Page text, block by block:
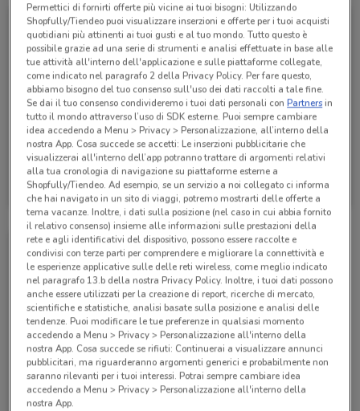
PosteMobile
Scade il 17/08 6.6 km
PosteMobile
Permettici di fornirti offerte più vicine ai tuoi bisogni: Utilizzando
Shopfully/Tiendeo puoi visualizzare inserzioni e offerte per i tuoi acquisti
quotidiani più attinenti ai tuoi gusti e al tuo mondo. Tutto questo è
possibile grazie ad una serie di strumenti e analisi effettuate in base alle
tue attività all'interno dell'applicazione e sulle piattaforme collegate,
come indicato nel paragrafo 2 della Privacy Policy. Per fare questo,
abbiamo bisogno del tuo consenso sull'uso dei dati raccolti a tale fine.
Se dai il tuo consenso condivideremo i tuoi dati personali conPartnersin
tutto il mondo attraverso l’uso di SDK esterne. Puoi sempre cambiare
idea accedendo a Menu > Privacy > Personalizzazione, all’interno della
nostra App. Cosa succede se accetti: Le inserzioni pubblicitarie che
visualizzerai all'interno dell’app potranno trattare di argomenti relativi
alla tua cronologia di navigazione su piattaforme esterne a
Shopfully/Tiendeo. Ad esempio, se un servizio a noi collegato ci informa
che hai navigato in un sito di viaggi, potremo mostrarti delle offerte a
tema vacanze. Inoltre, i dati sulla posizione (nel caso in cui abbia fornito
il relativo consenso) insieme alle informazioni sulle prestazioni della
rete e agli identificativi del dispositivo, possono essere raccolte e
condivisi con terze parti per comprendere e migliorare la connettività e
le esperienze applicative sulle delle reti wireless, come meglio indicato
nel paragrafo 13.b della nostra Privacy Policy. Inoltre, i tuoi dati possono
anche essere utilizzati per la creazione di report, ricerche di mercato,
scientifiche e statistiche, analisi basate sulla posizione e analisi delle
tendenze. Puoi modificare le tue preferenze in qualsiasi momento
accedendo a Menu > Privacy > Personalizzazione all'interno della
nostra App. Cosa succede se rifiuti: Continuerai a visualizzare annunci
pubblicitari, ma riguarderanno argomenti generici e probabilmente non
saranno rilevanti per i tuoi interessi. Potrai sempre cambiare idea
accedendo a Menu > Privacy > Personalizzazione all'interno della
nostra App.